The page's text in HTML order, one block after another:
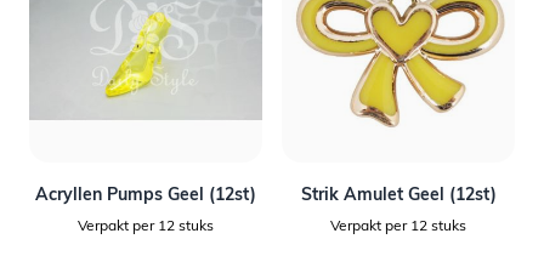
Acryllen Pumps Geel (12st)
Verpakt per 12 stuks
Strik Amulet Geel (12st)
Verpakt per 12 stuks